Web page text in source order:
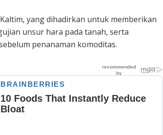
yang dihadirkan untuk memberikan
unsur hara pada tanah, serta
penanaman komoditas.